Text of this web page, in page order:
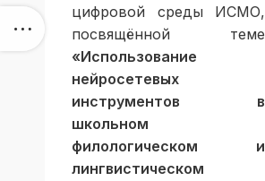
цифровой среды ИСМО,
посвящённой теме
«Использование
нейросетевых
инструментов в
школьном
филологическом и
лингвистическом